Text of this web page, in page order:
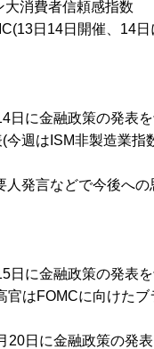
消費者信頼感指数
日14日開催、14日
日に金融政策の発表
週はISM非製造業指
人発言などで今後への
日に金融政策の発表
はFOMCに向けたブ
20日に金融政策の発